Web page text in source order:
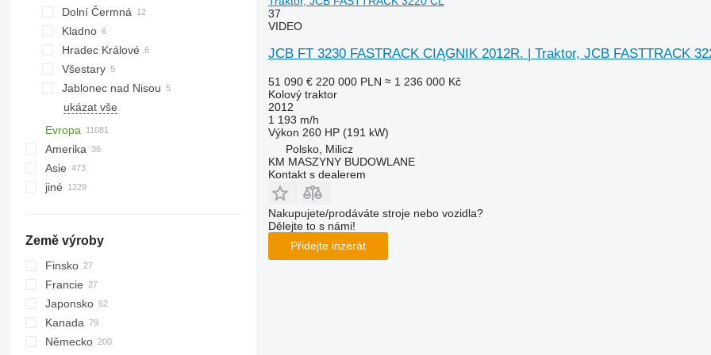
6195 M
6210
6215
6250
6330
6430 Premium
6510
6520
6530
6830
7230 R
7250
7260 R
7280 R
7290 R
7430
Dolní Čermná
Kladno
Hradec Králové
Všestary
Jablonec nad Nisou
ukázat vše
Evropa
Německo
Polsko
Poznań
Główczyce
Krakow
Wrocław
Kutno
Siedlce
ukázat vše
Francie
Norsko
Dánsko
Rumunsko
ukázat vše
Amerika
Mexiko
Kanada
Asie
Japonsko
Čína
Spojené arabské emiráty
Uzbekistán
Kyrgyzstán
Gruzie
ukázat vše
jiné
Uruguay
Argentina
Peru
Brazílie
Moldavsko
Země výroby
Finsko
Francie
Japonsko
Kanada
Německo
37
VIDEO
JCB FT 3230 FASTRACK CIĄGNIK 2012R. | Traktor, JCB FASTTRACK
51 090 € 220 000 PLN ≈ 1 236 000 Kč
Kolový traktor
2012
1 193 m/h
Výkon 260 HP (191 kW)
Polsko, Milicz
KM MASZYNY BUDOWLANE
Kontakt s dealerem
Nakupujete/prodáváte stroje nebo vozidla?
Dělejte to s námi!
Přidejte inzerát